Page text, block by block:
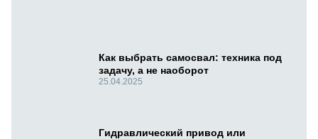
Как выбрать самосвал: техника под
задачу, а не наоборот
25.04.2025
Гидравлический привод или